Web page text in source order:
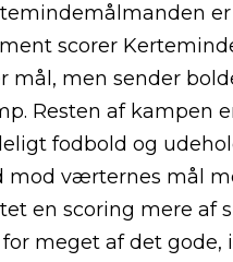
scorer
mål, men sender
Resten af kampen
fodbold og
mod værternes mål
en scoring mere af
for meget af det